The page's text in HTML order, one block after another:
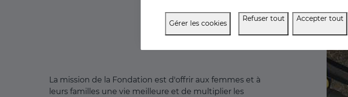
La mission de la Fondation est d'offrir aux femmes et à
leurs familles une vie meilleure et de multiplier les
Gérer les cookies
Refuser tout Accepter tout